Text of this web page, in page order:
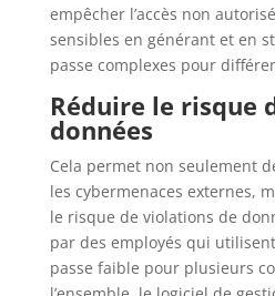
empêcher l’accès non
sensibles en générant et en
passe complexes pour
Réduire le risque
données
Cela permet non seulement
les cybermenaces externes,
le risque de violations de
par des employés qui
passe faible pour plusieurs